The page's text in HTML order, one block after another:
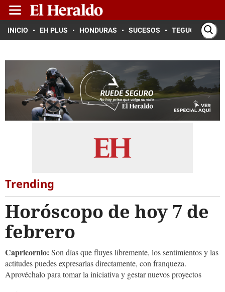
INICIO EH PLUS HONDURAS SUCESOS TEGUCIGALPA
Trending
Horóscopo de hoy 7 de
febrero
Capricornio: Son días que fluyes libremente, los sentimientos y las
actitudes puedes expresarlas directamente, con franqueza.
Aprovéchalo para tomar la iniciativa y gestar nuevos proyectos